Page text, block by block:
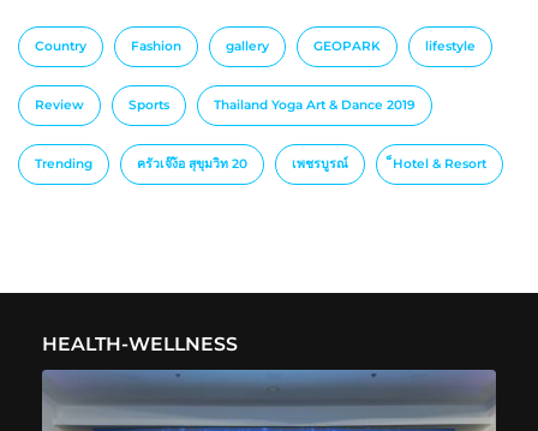
Country Fashion gallery GEOPARK lifestyle
Review Sports Thailand Yoga Art & Dance 2019
Trending ครัวเจ๊ง้อ สุขุมวิท 20 เพชรบูรณ์ ็Hotel & Resort
HEALTH-WELLNESS